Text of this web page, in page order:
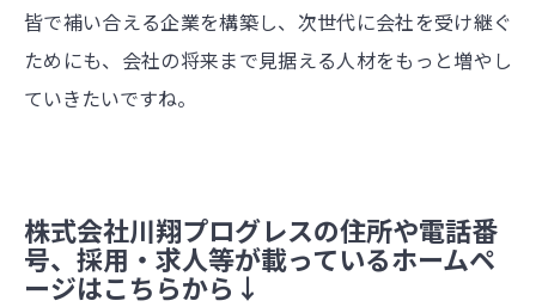
皆で補い合える企業を構築し、次世代に会社を受け継ぐ
ためにも、会社の将来まで見据える人材をもっと増やし
ていきたいですね。
株式会社川翔プログレスの住所や電話番
号、採用・求人等が載っているホームペ
ージはこちらから↓